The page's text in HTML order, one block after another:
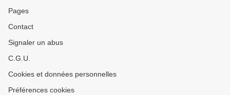
Pages
Contact
Signaler un abus
C.G.U.
Cookies et données personnelles
Préférences cookies